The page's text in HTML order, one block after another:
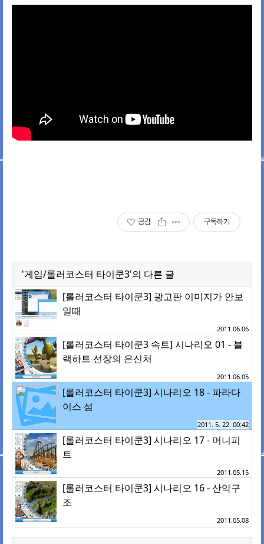
공감 구독하기
'게임/롤러코스터 타이쿤3'의 다른 글
[롤러코스터 타이쿤3] 광고판 이미지가 안보
일때
2011.06.06
[롤러코스터 타이쿤3 속트] 시나리오 01 - 블
랙하트 선장의 은신처
2011.06.05
[롤러코스터 타이쿤3] 시나리오 18 - 파라다
이스 섬
2011. 5. 22. 00:42
[롤러코스터 타이쿤3] 시나리오 17 - 머니피
트
2011.05.15
[롤러코스터 타이쿤3] 시나리오 16 - 산악구
조
2011.05.08